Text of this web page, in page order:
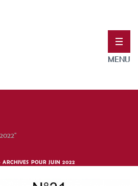
ARCHIVES POUR JUIN 2022